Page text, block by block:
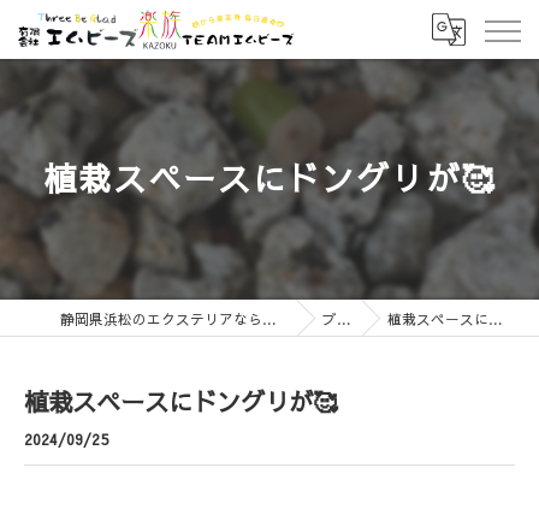
植栽スペースにドングリが🥰
静岡県浜松のエクステリアなら有限会社エムビーズ ブログ 植栽スペースにドングリが🥰
植栽スペースにドングリが🥰
2024/09/25